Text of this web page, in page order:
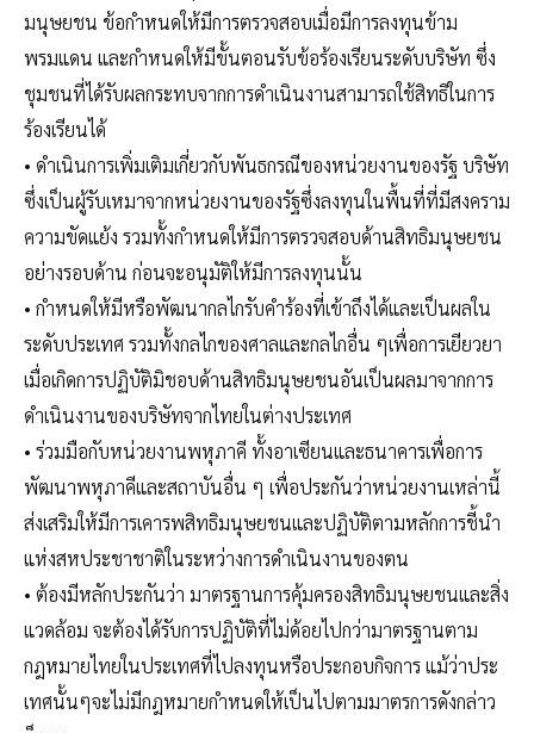
มนุษยชน ข้อกำหนดให้มีการตรวจสอบเมื่อมีการลงทุนข้าม
พรมแดน และกำหนดให้มีขั้นตอนรับข้อร้องเรียนระดับบริษัท ซึ่ง
ชุมชนที่ได้รับผลกระทบจากการดำเนินงานสามารถใช้สิทธิในการ
ร้องเรียนได้
• ดำเนินการเพิ่มเติมเกี่ยวกับพันธกรณีของหน่วยงานของรัฐ บริษัท
ซึ่งเป็นผู้รับเหมาจากหน่วยงานของรัฐซึ่งลงทุนในพื้นที่ที่มีสงคราม
ความขัดแย้ง รวมทั้งกำหนดให้มีการตรวจสอบด้านสิทธิมนุษยชน
อย่างรอบด้าน ก่อนจะอนุมัติให้มีการลงทุนนั้น
• กำหนดให้มีหรือพัฒนากลไกรับคำร้องที่เข้าถึงได้และเป็นผลใน
ระดับประเทศ รวมทั้งกลไกของศาลและกลไกอื่น ๆเพื่อการเยียวยา
เมื่อเกิดการปฏิบัติมิชอบด้านสิทธิมนุษยชนอันเป็นผลมาจากการ
ดำเนินงานของบริษัทจากไทยในต่างประเทศ
• ร่วมมือกับหน่วยงานพหุภาคี ทั้งอาเซียนและธนาคารเพื่อการ
พัฒนาพหุภาคีและสถาบันอื่น ๆ เพื่อประกันว่าหน่วยงานเหล่านี้
ส่งเสริมให้มีการเคารพสิทธิมนุษยชนและปฏิบัติตามหลักการชี้นำ
แห่งสหประชาชาติในระหว่างการดำเนินงานของตน
• ต้องมีหลักประกันว่า มาตรฐานการคุ้มครองสิทธิมนุษยชนและสิ่ง
แวดล้อม จะต้องได้รับการปฏิบัติที่ไม่ด้อยไปกว่ามาตรฐานตาม
กฎหมายไทยในประเทศที่ไปลงทุนหรือประกอบกิจการ แม้ว่าประ
เทศนั้นๆจะไม่มีกฎหมายกำหนดให้เป็นไปตามมาตรการดังกล่าว